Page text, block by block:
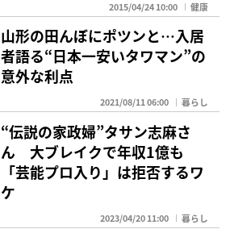
2015/04/24 10:00 健康
山形の田んぼにポツンと…入居
者語る“日本一安いタワマン”の
意外な利点
2021/08/11 06:00 暮らし
“伝説の家政婦”タサン志麻さ
ん 大ブレイクで年収1億も
「芸能プロ入り」は拒否するワ
ケ
2023/04/20 11:00 暮らし